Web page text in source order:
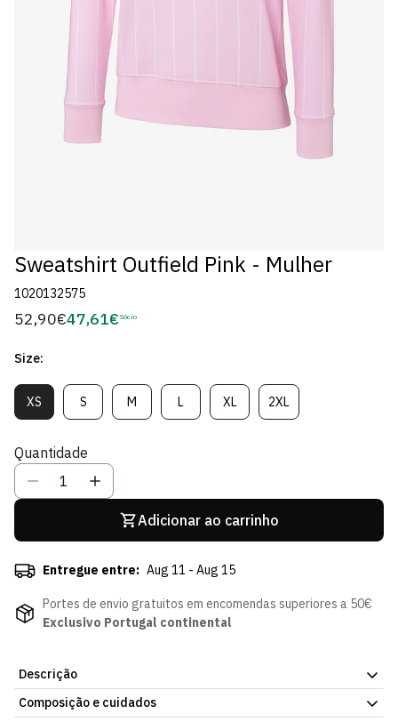
Sweatshirt Outfield Pink - Mulher
1020132575
Preço
52,90€Preço
47,61€ Sócio
Size:
XSVariante
Esgotada
Indisponível
SVariante
Esgotada
Indisponível
MVariante
Esgotada
LVariante
Esgotada
XLVariante
Esgotada
2XLVariante
Esgotada
Quantidade
Adicionar ao carrinho
Entregue entre: Aug 11 - Aug 15
Portes de envio gratuitos em encomendas superiores a 50€
Exclusivo Portugal continental
Descrição
Para as leoas que não abrem mão do estilo mesmo quando é dia
Composição e cuidados